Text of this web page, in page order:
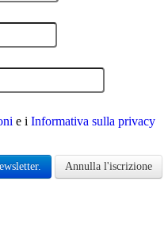
e i Informativa sulla privacy
Annulla l'iscrizione